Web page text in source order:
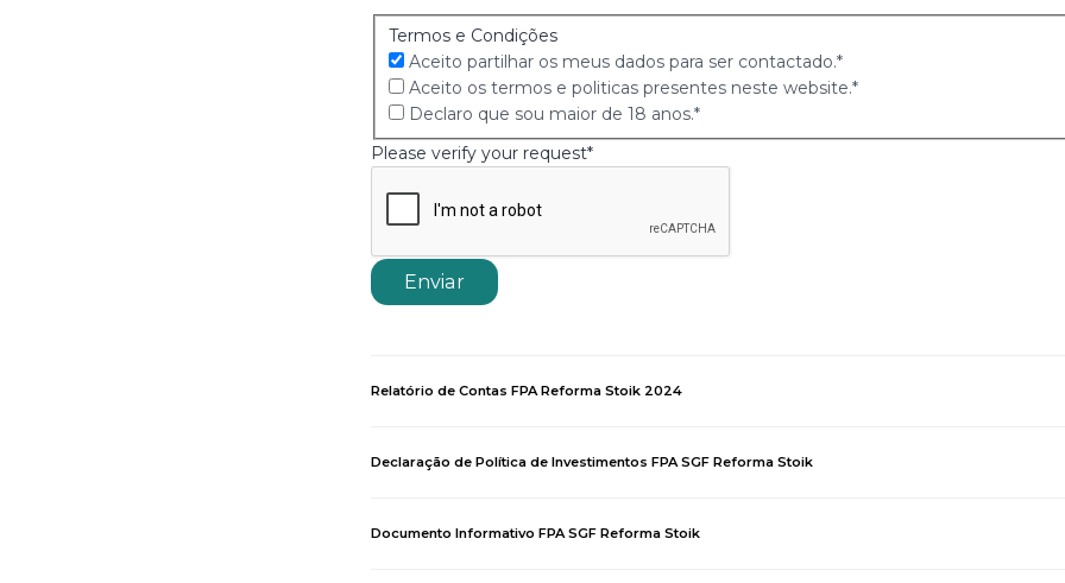
Termos e Condições
Aceito partilhar os meus dados para ser contactado.*
Aceito os termos e politicas presentes neste website.*
Declaro que sou maior de 18 anos.*
Please verify your request*
Enviar
Relatório de Contas FPA Reforma Stoik 2024
Declaração de Política de Investimentos FPA SGF Reforma Stoik
Documento Informativo FPA SGF Reforma Stoik